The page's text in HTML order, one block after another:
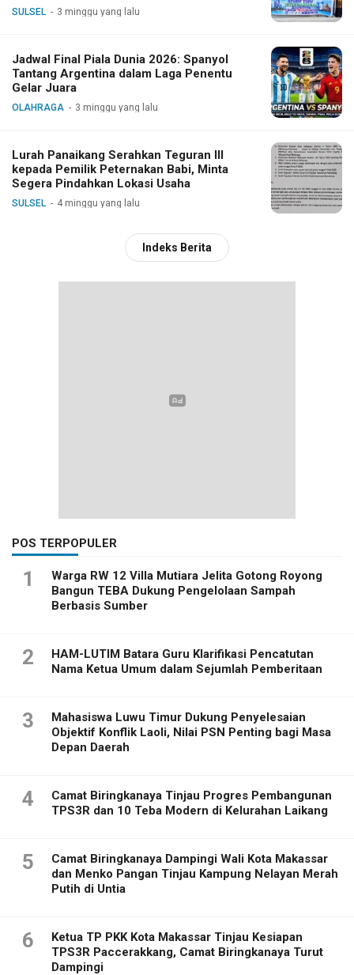
SULSEL 3 minggu yang lalu
Jadwal Final Piala Dunia 2026: Spanyol
Tantang Argentina dalam Laga Penentu
Gelar Juara
OLAHRAGA 3 minggu yang lalu
Lurah Panaikang Serahkan Teguran III
kepada Pemilik Peternakan Babi, Minta
Segera Pindahkan Lokasi Usaha
SULSEL 4 minggu yang lalu
Indeks Berita
POS TERPOPULER
1
Warga RW 12 Villa Mutiara Jelita Gotong Royong
Bangun TEBA Dukung Pengelolaan Sampah
Berbasis Sumber
2
HAM-LUTIM Batara Guru Klarifikasi Pencatutan
Nama Ketua Umum dalam Sejumlah Pemberitaan
3
Mahasiswa Luwu Timur Dukung Penyelesaian
Objektif Konflik Laoli, Nilai PSN Penting bagi Masa
Depan Daerah
4
Camat Biringkanaya Tinjau Progres Pembangunan
TPS3R dan 10 Teba Modern di Kelurahan Laikang
5
Camat Biringkanaya Dampingi Wali Kota Makassar
dan Menko Pangan Tinjau Kampung Nelayan Merah
Putih di Untia
6
Ketua TP PKK Kota Makassar Tinjau Kesiapan
TPS3R Paccerakkang, Camat Biringkanaya Turut
Dampingi